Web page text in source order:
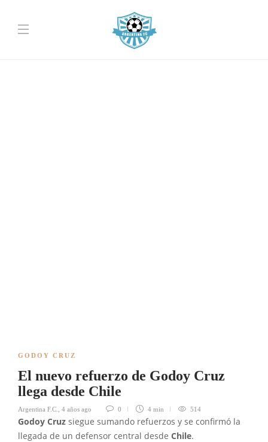
GODOY CRUZ
El nuevo refuerzo de Godoy Cruz
llega desde Chile
Argentina F.C. 4 años ago 0 4 min 514
Godoy Cruz siegue sumando refuerzos y se confirmó la
llegada de un defensor central desde Chile.